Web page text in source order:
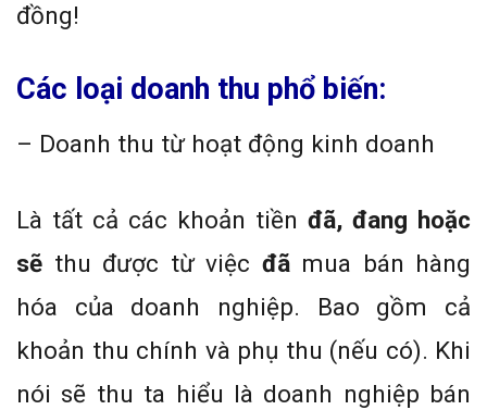
đồng!
Các loại doanh thu phổ biến:
– Doanh thu từ hoạt động kinh doanh
Là tất cả các khoản tiền đã, đang hoặc
sẽ thu được từ việc đãmua bán hàng
hóa của doanh nghiệp. Bao gồm cả
khoản thu chính và phụ thu (nếu có). Khi
nói sẽ thu ta hiểu là doanh nghiệp bán